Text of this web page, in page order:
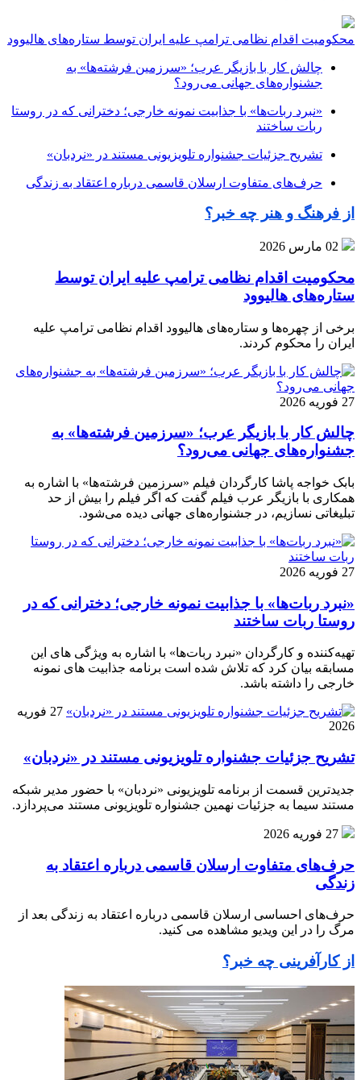
محکومیت اقدام نظامی ترامپ علیه ایران توسط ستاره‌های هالیوود
چالش کار با بازیگر عرب؛ «سرزمین فرشته‌ها» به
جشنواره‌های جهانی می‌رود؟
«نبرد ربات‌ها» با جذابیت نمونه خارجی؛ دخترانی که در روستا
ربات ساختند
تشریح جزئیات جشنواره‌ تلویزیونی مستند در «نردبان»
حرف‌های متفاوت ارسلان قاسمی درباره اعتقاد به زندگی
از فرهنگ و هنر چه خبر؟
02 مارس 2026
محکومیت اقدام نظامی ترامپ علیه ایران توسط
ستاره‌های هالیوود
برخی از چهره‌ها و ستاره‌های هالیوود اقدام نظامی ترامپ علیه
ایران را محکوم کردند.
27 فوریه 2026
چالش کار با بازیگر عرب؛ «سرزمین فرشته‌ها» به
جشنواره‌های جهانی می‌رود؟
بابک خواجه پاشا کارگردان فیلم «سرزمین فرشته‌ها» با اشاره به
همکاری با بازیگر عرب فیلم گفت که اگر فیلم را بیش از حد
تبلیغاتی نسازیم، در جشنواره‌های جهانی دیده می‌شود.
27 فوریه 2026
«نبرد ربات‌ها» با جذابیت نمونه خارجی؛ دخترانی که در
روستا ربات ساختند
تهیه‌کننده و کارگردان «نبرد ربات‌ها» با اشاره به ویژگی های این
مسابقه بیان کرد که تلاش شده است برنامه جذابیت های نمونه
خارجی را داشته باشد.
27 فوریه
2026
تشریح جزئیات جشنواره‌ تلویزیونی مستند در «نردبان»
جدیدترین قسمت از برنامه‌ تلویزیونی «نردبان» با حضور مدیر شبکه
مستند سیما به جزئیات نهمین جشنواره‌ تلویزیونی مستند می‌پردازد.
27 فوریه 2026
حرف‌های متفاوت ارسلان قاسمی درباره اعتقاد به
زندگی
حرف‌های احساسی ارسلان قاسمی درباره اعتقاد به زندگی بعد از
مرگ را در این ویدیو مشاهده می کنید.
از کارآفرینی چه خبر؟